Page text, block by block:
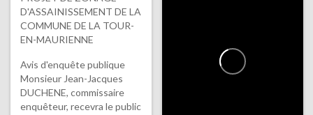
D'ASSAINISSEMENT DE LA
COMMUNE DE LA TOUR-
EN-MAURIENNE
Avis d'enquête publique
Monsieur Jean-Jacques
DUCHENE, commissaire
enquêteur, recevra le public